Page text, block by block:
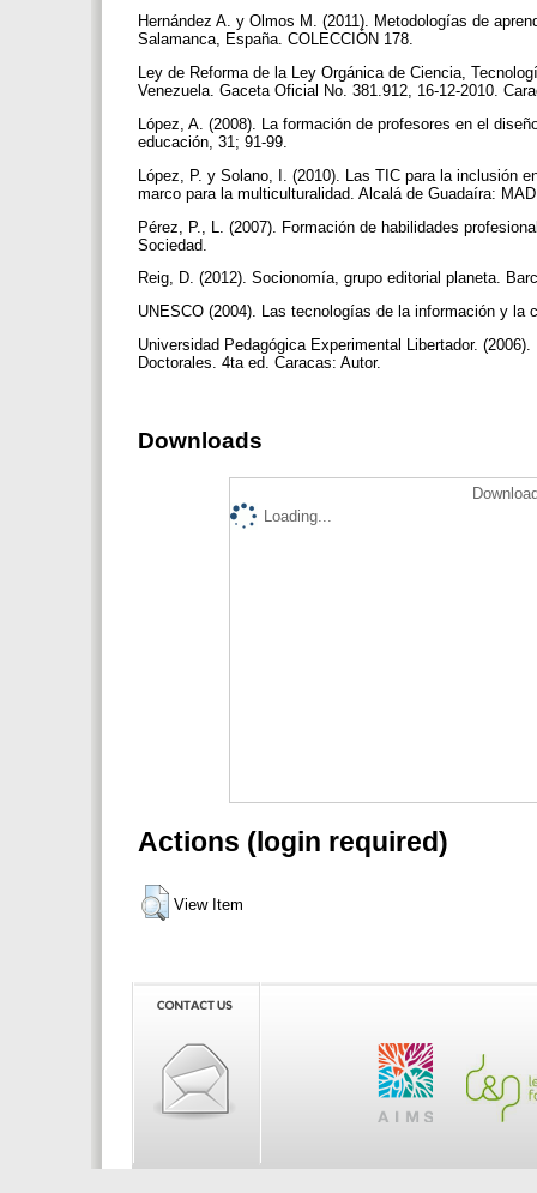
Hernández A. y Olmos M. (2011). Metodologías de
Salamanca, España. COLECCIÓN 178.
Ley de Reforma de la Ley Orgánica de Ciencia,
Venezuela. Gaceta Oficial No. 381.912, 16-12-2010.
López, A. (2008). La formación de profesores en el
educación, 31; 91-99.
López, P. y Solano, I. (2010). Las TIC para la inclusión
marco para la multiculturalidad. Alcalá de Guadaíra:
Pérez, P., L. (2007). Formación de habilidades
Sociedad.
Reig, D. (2012). Socionomía, grupo editorial planeta.
UNESCO (2004). Las tecnologías de la información y
Universidad Pedagógica Experimental Libertador.
Doctorales. 4ta ed. Caracas: Autor.
Downloads
Loading...
Actions (login required)
View Item